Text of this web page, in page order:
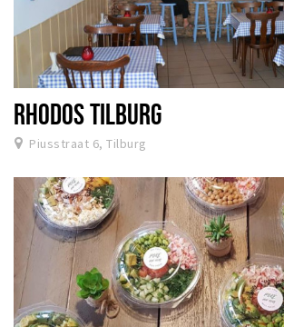
RHODOS TILBURG
Piusstraat 6, Tilburg